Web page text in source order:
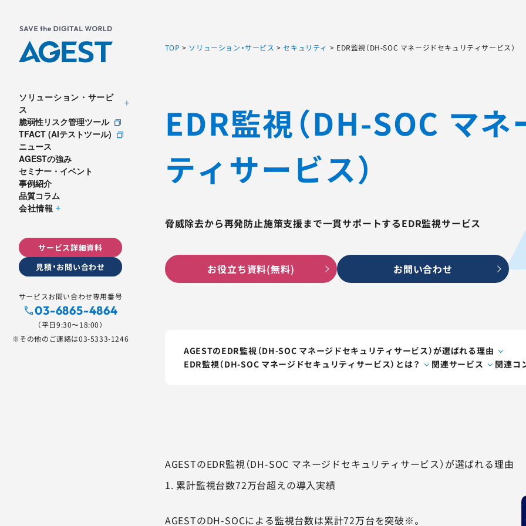
ソリューション・サービ
ス
脆弱性リスク管理ツール
TFACT (AIテストツール)
ニュース
AGESTの強み
セミナー・イベント
事例紹介
品質コラム
会社情報
サービス詳細資料
見積・お問い合わせ
サービスお問い合わせ専用番号
03-6865-4864
（平日9:30〜18:00）
※その他のご連絡は03-5333-1246
TOP > ソリューション・サービス >セキュリティ > EDR監視（DH-SOC マネージドセキュリティサービス）
EDR監視（DH-SOC マ
ティサービス）
脅威除去から再発防止施策支援まで一貫サポートするEDR監視サービス
お役立ち資料(無料) お問い合わせ
AGESTのEDR監視（DH-SOC マネージドセキュリティサービス）が選ばれる理由
EDR監視（DH-SOC マネージドセキュリティサービス）とは？
関連サービス 関連コ
AGESTのEDR監視（DH-SOC マネージドセキュリティサービス）が選ばれる理由
1. 累計監視台数72万台超えの導入実績
AGESTのDH-SOCによる監視台数は累計72万台を突破※。